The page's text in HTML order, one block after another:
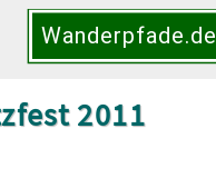
Wanderpfade.de
2011